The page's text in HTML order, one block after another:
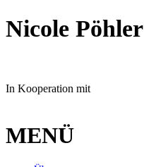
Nico­le Pöhler
In Koope­ra­ti­on mit
MENÜ